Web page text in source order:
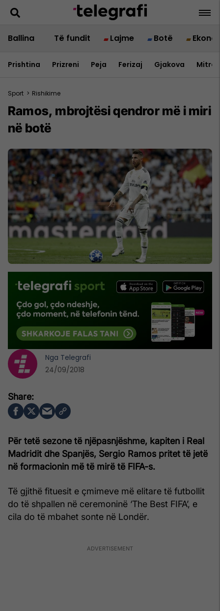
Ballina Të fundit Lajme Botë
Prishtina Prizreni Peja Ferizaj Gjakova
Sport > Rishikime
Ramos, mbrojtësi qendror më i miri
në botë
Për tetë sezone të njëpasnjëshme, kapiten i Real
Madridit dhe Spanjës, Sergio Ramos pritet të jetë
në formacionin më të mirë të FIFA-s.
Të gjithë fituesit e çmimeve më elitare të futbollit
do të shpallen në ceremoninë ‘The Best FIFA’, e
cila do të mbahet sonte në Londër.
Nga Telegrafi
24/09/2018